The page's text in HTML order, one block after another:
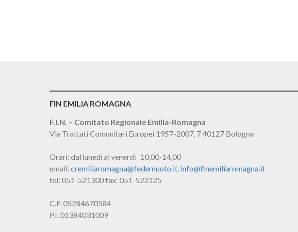
FIN EMILIA ROMAGNA
F.I.N. – Comitato Regionale Emilia-Romagna
Via Trattati Comunitari Europei 1957-2007, 7 40127 Bologna
Orari: dal lunedì al venerdì 10,00-14,00
email: cremiliaromagna@federnuoto.it, info@finemiliaromagna.it
tel: 051-521300 fax: 051-522125
C.F. 05284670584
P.I. 01384031009